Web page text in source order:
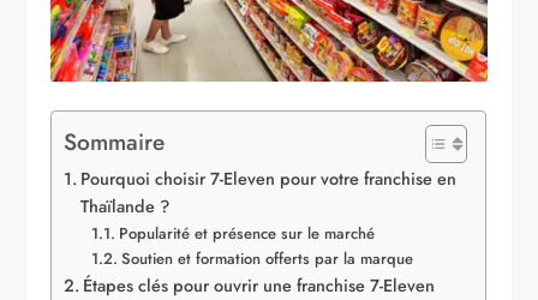
Sommaire
Pourquoi choisir 7-Eleven pour votre franchise en
Thaïlande ?
Popularité et présence sur le marché
Soutien et formation offerts par la marque
Étapes clés pour ouvrir une franchise 7-Eleven